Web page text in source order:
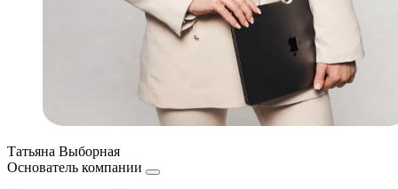
Татьяна Выборная
Основатель компании